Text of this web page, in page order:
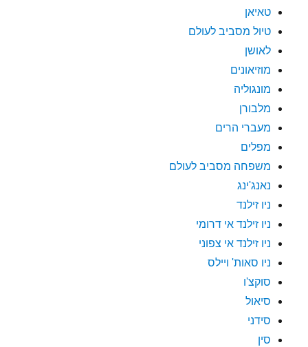
טאיאן
טיול מסביב לעולם
לאושן
מוזיאונים
מונגוליה
מלבורן
מעברי הרים
מפלים
משפחה מסביב לעולם
נאנג'ינג
ניו זילנד
ניו זילנד אי דרומי
ניו זילנד אי צפוני
ניו סאות' ויילס
סוקצ'ו
סיאול
סידני
סין